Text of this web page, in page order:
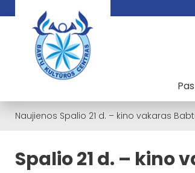
Naujienos Spalio 21 d. – kino vakaras
Spalio 21 d. – kino